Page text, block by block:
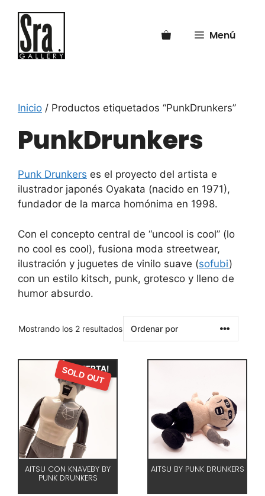
contenido
Menú
Inicio / Productos etiquetados “PunkDrunkers”
PunkDrunkers
Punk Drunkers es el proyecto del artista e
ilustrador japonés Oyakata (nacido en 1971),
fundador de la marca homónima en 1998.
Con el concepto central de “uncool is cool” (lo
no cool es cool), fusiona moda streetwear,
ilustración y juguetes de vinilo suave (sofubi)
con un estilo kitsch, punk, grotesco y lleno de
humor absurdo.
Mostrando los 2 resultados
¡OFERTA!
SOLD OUT
AITSU CON KNAVEBY BY
PUNK DRUNKERS
AITSU BY PUNK DRUNKERS